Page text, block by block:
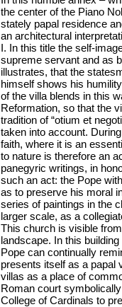
the center of the Piano
stately papal residence
an architectural
I. In this title the self-
supreme servant and as
illustrates, that the
himself shows his
of the villa blends in this
Reformation, so that the
tradition of “otium et
taken into account.
faith, where it is an
to nature is therefore an
panegyric writings, in
such an act: the Pope
as to preserve his moral
series of paintings in the
larger scale, as a
This church is visible
landscape. In this
Pope can continually
presents itself as a papal
villas as a place of
Roman court
College of Cardinals to